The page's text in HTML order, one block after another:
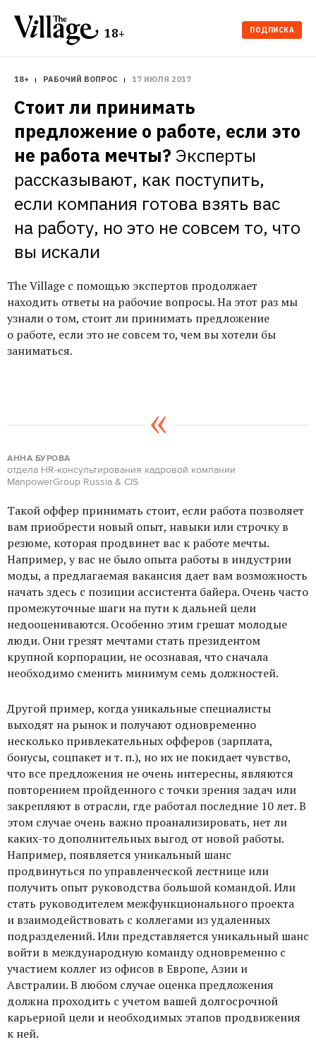
18+ ПОДПИСКА
18+ РАБОЧИЙ ВОПРОС 17 ИЮЛЯ 2017
Стоит ли принимать
предложение о работе, если это
не работа мечты? Эксперты
рассказывают, как поступить,
если компания готова взять вас
на работу, но это не совсем то, что
вы искали
The Village с помощью экспертов продолжает
находить ответы на рабочие вопросы. На этот раз мы
узнали о том, стоит ли принимать предложение
о работе, если это не совсем то, чем вы хотели бы
заниматься.
АННА БУРОВА
отдела HR-консультирования кадровой компании
ManpowerGroup Russia & CIS
Такой оффер принимать стоит, если работа позволяет
вам приобрести новый опыт, навыки или строчку в
резюме, которая продвинет вас к работе мечты.
Например, у вас не было опыта работы в индустрии
моды, а предлагаемая вакансия дает вам возможность
начать здесь с позиции ассистента байера. Очень часто
промежуточные шаги на пути к дальней цели
недооцениваются. Особенно этим грешат молодые
люди. Они грезят мечтами стать президентом
крупной корпорации, не осознавая, что сначала
необходимо сменить минимум семь должностей.
Другой пример, когда уникальные специалисты
выходят на рынок и получают одновременно
несколько привлекательных офферов (зарплата,
бонусы, соцпакет и т. п.), но их не покидает чувство,
что все предложения не очень интересны, являются
повторением пройденного с точки зрения задач или
закрепляют в отрасли, где работал последние 10 лет. В
этом случае очень важно проанализировать, нет ли
каких-то дополнительных выгод от новой работы.
Например, появляется уникальный шанс
продвинуться по управленческой лестнице или
получить опыт руководства большой командой. Или
стать руководителем межфункционального проекта
и взаимодействовать с коллегами из удаленных
подразделений. Или представляется уникальный шанс
войти в международную командуодновременно с
участием коллег из офисов в Европе, Азии и
Австралии. В любом случае оценка предложения
должна проходить с учетом вашей долгосрочной
карьерной цели и необходимых этапов продвижения
к ней.